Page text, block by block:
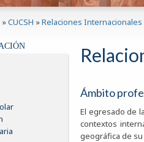
»CUCSH »Relaciones Internacionales
Ámbito
El egresado de
contextos
geográfica de su